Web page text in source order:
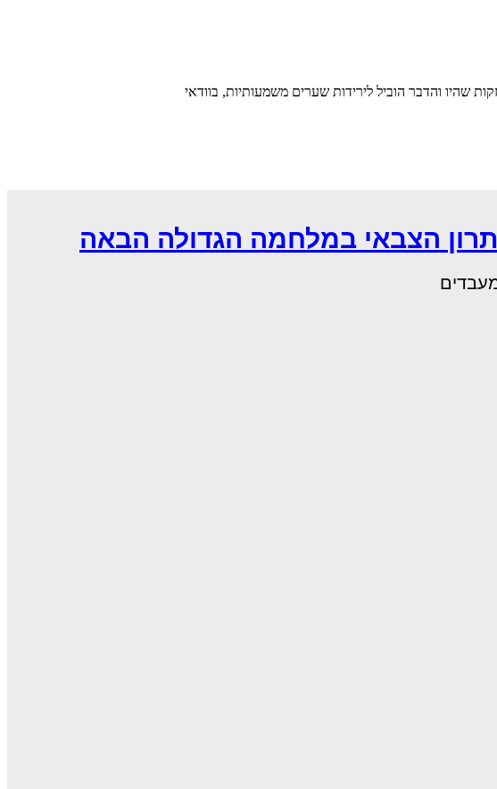
שהיו והדבר הוביל לירידות שערים משמעותיות, בוודאי
הצבאי במלחמה הגדולה הבאה